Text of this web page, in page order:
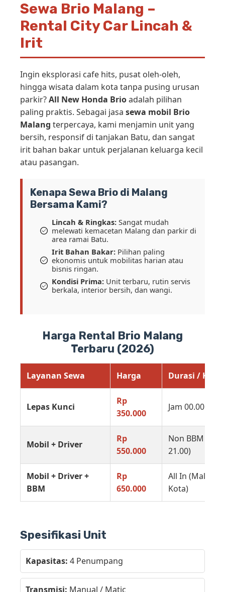
Sewa Brio Malang –
Rental City Car Lincah &
Irit
Ingin eksplorasi cafe hits, pusat oleh-oleh,
hingga wisata dalam kota tanpa pusing urusan
parkir?All New Honda Brioadalah pilihan
paling praktis. Sebagai jasa sewa mobil Brio
Malang terpercaya, kami menjamin unit yang
bersih, responsif di tanjakan Batu, dan sangat
irit bahan bakar untuk perjalanan keluarga kecil
atau pasangan.
Kenapa Sewa Brio di Malang
Bersama Kami?
Lincah & Ringkas: Sangat mudah
melewati kemacetan Malang dan parkir di
area ramai Batu.
Irit Bahan Bakar: Pilihan paling
ekonomis untuk mobilitas harian atau
bisnis ringan.
Kondisi Prima: Unit terbaru, rutin servis
berkala, interior bersih, dan wangi.
Harga Rental Brio Malang
Terbaru (2026)
Layanan Sewa Harga Durasi / Ket
Lepas Kunci
Rp
350.000
Jam 00.00 –
Mobil + Driver
Rp
550.000
Non BBM
21.00)
Mobil + Driver +
BBM
Rp
650.000
All In (Malang
Kota)
Spesifikasi Unit
Kapasitas: 4 Penumpang
Transmisi: Manual / Matic